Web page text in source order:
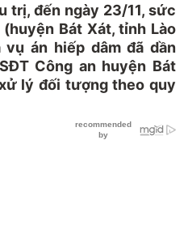
trị, đến ngày 23/11, sức
Bát Xát, tỉnh Lào
án hiếp dâm đã dần
Công an huyện Bát
lý đối tượng theo quy